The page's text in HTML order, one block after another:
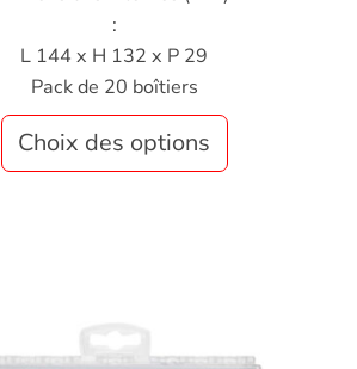
:
L 144 x H 132 x P 29
Pack de 20 boîtiers
Choix des options